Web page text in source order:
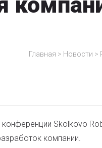
Главная > Новости >
Skolkovo
компании.